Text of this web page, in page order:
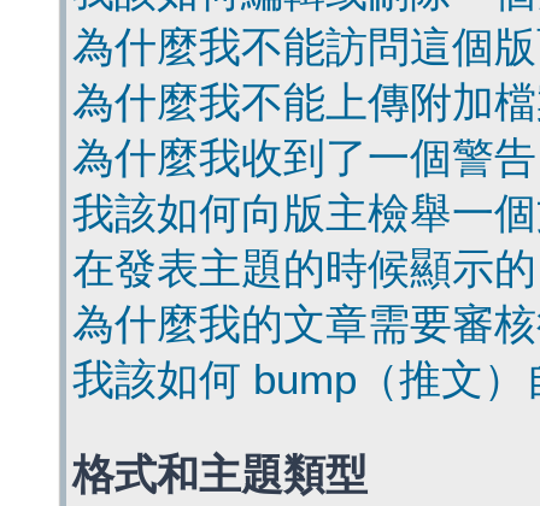
為什麼我不能訪問這個
為什麼我不能上傳附加
為什麼我收到了一個警
我該如何向版主檢舉一
在發表主題的時候顯示
為什麼我的文章需要審
我該如何 bump（推文
格式和主題類型